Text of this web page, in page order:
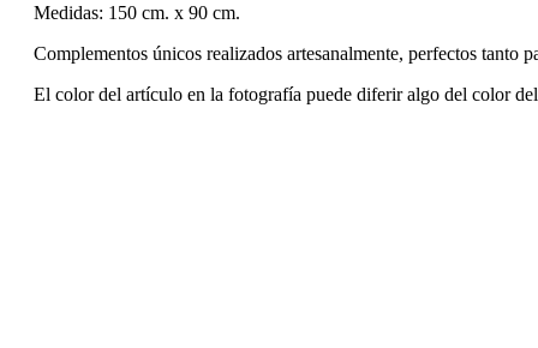
Medidas: 150 cm. x 90 cm.
Complementos únicos realizados artesanalmente, perfectos tanto
El color del artículo en la fotografía puede diferir algo del color